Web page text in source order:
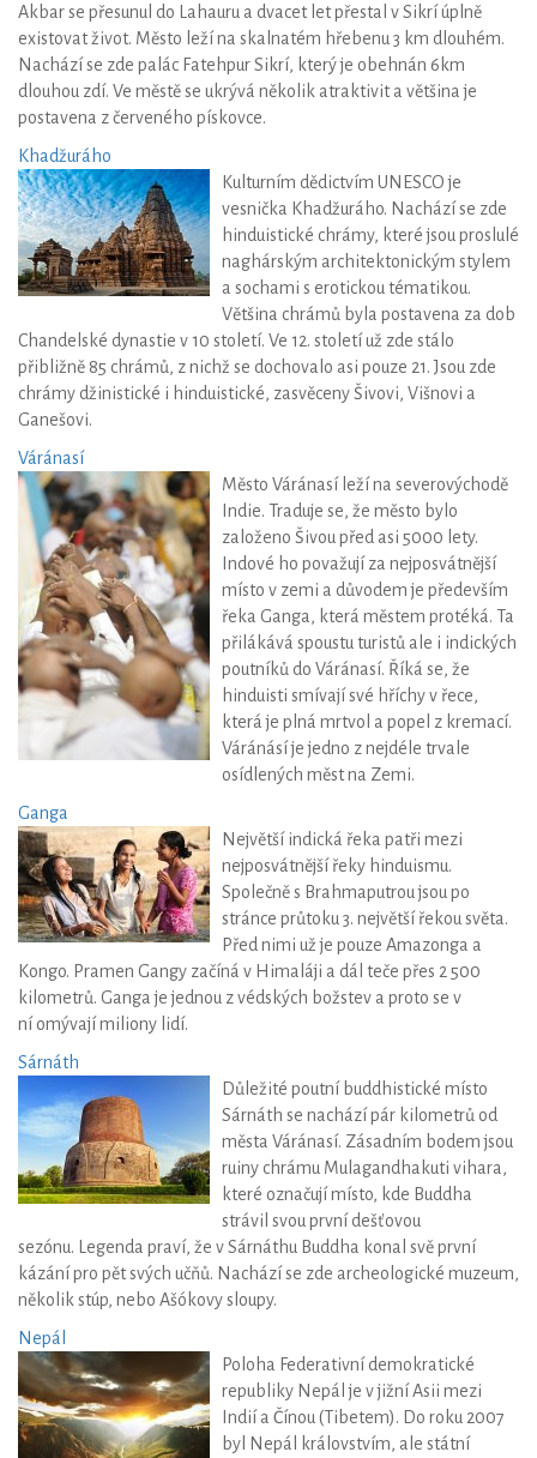
Akbar se přesunul do Lahauru a dvacet let přestal v Sikrí úplně
existovat život. Město leží na skalnatém hřebenu 3 km dlouhém.
Nachází se zde palác Fatehpur Sikrí, který je obehnán 6km
dlouhou zdí. Ve městě se ukrývá několik atraktivit a většina je
postavena z červeného pískovce.
Khadžuráho
Kulturním dědictvím UNESCO je
vesnička Khadžuráho. Nachází se zde
hinduistické chrámy, které jsou proslulé
naghárským architektonickým stylem
a sochami s erotickou tématikou.
Většina chrámů byla postavena za dob
Chandelské dynastie v 10 století. Ve 12. století už zde stálo
přibližně 85 chrámů, z nichž se dochovalo asi pouze 21. Jsou zde
chrámy džinistické i hinduistické, zasvěceny Šivovi, Višnovi a
Ganešovi.
Váránasí
Město Váránasí leží na severovýchodě
Indie. Traduje se, že město bylo
založeno Šivou před asi 5000 lety.
Indové ho považují za nejposvátnější
místo v zemi a důvodem je především
řeka Ganga, která městem protéká. Ta
přilákává spoustu turistů ale i indických
poutníků do Váránasí. Říká se, že
hinduisti smívají své hříchy v řece,
která je plná mrtvol a popel z kremací.
Váránásí je jedno z nejdéle trvale
osídlených měst na Zemi.
Ganga
Největší indická řeka patři mezi
nejposvátnější řeky hinduismu.
Společně s Brahmaputrou jsou po
stránce průtoku 3. největší řekou světa.
Před nimi už je pouze Amazonga a
Kongo. Pramen Gangy začíná v Himaláji a dál teče přes 2 500
kilometrů. Ganga je jednou z védských božstev a proto se v
ní omývají miliony lidí.
Sárnáth
Důležité poutní buddhistické místo
Sárnáth se nachází pár kilometrů od
města Váránasí. Zásadním bodem jsou
ruiny chrámu Mulagandhakuti vihara,
které označují místo, kde Buddha
strávil svou první dešťovou
sezónu. Legenda praví, že v Sárnáthu Buddha konal svě první
kázání pro pět svých učňů. Nachází se zde archeologické muzeum,
několik stúp, nebo Ašókovy sloupy.
Nepál
Poloha Federativní demokratické
republiky Nepál je v jižní Asii mezi
Indií a Čínou (Tibetem). Do roku 2007
byl Nepál královstvím, ale státní